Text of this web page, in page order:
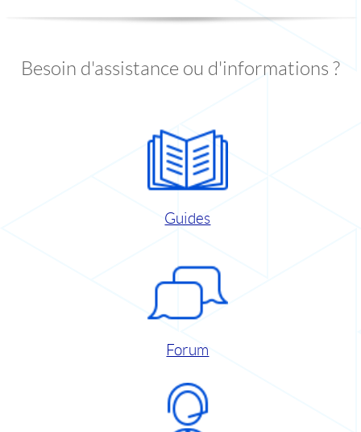
Besoin d'assistance ou d'informations ?
Guides
Forum